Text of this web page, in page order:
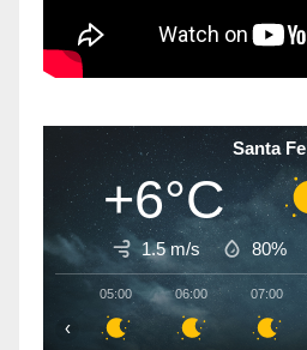
Santa Fe
+6°C
1.5 m/s 80%
05:00 06:00 07:00
‹